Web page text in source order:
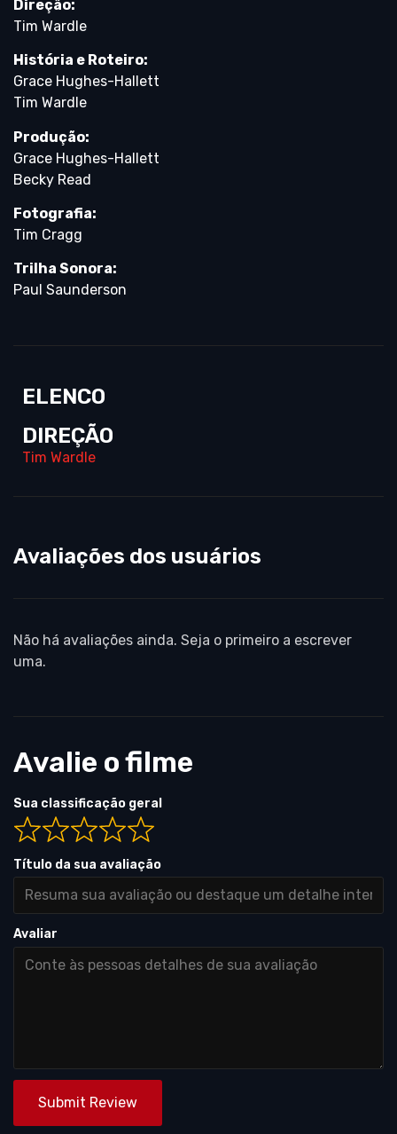
Direção:
Tim Wardle
História e Roteiro:
Grace Hughes-Hallett
Tim Wardle
Produção:
Grace Hughes-Hallett
Becky Read
Fotografia:
Tim Cragg
Trilha Sonora:
Paul Saunderson
ELENCO
DIREÇÃO
Tim Wardle
Avaliações dos usuários
Não há avaliações ainda. Seja o primeiro a escrever
uma.
Avalie o filme
Sua classificação geral
Título da sua avaliação
Avaliar
Submit Review